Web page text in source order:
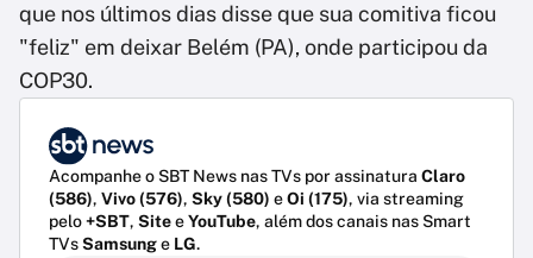
que nos últimos dias disse que sua comitiva ficou
"feliz" em deixar Belém (PA), onde participou da
COP30.
Acompanhe o SBT News nas TVs por assinatura Claro
(586), Vivo (576), Sky (580) eOi (175), via streaming
pelo+SBT, SiteeYouTube, além dos canais nas Smart
TVsSamsunge LG.